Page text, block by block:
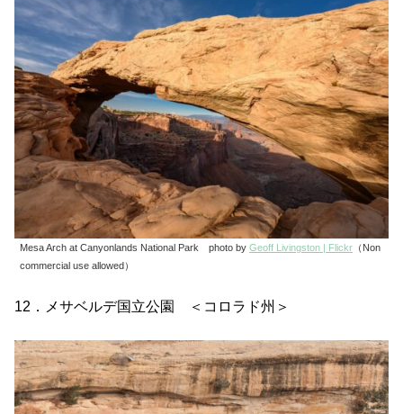
Mesa Arch at Canyonlands National Park photo by Geoff Livingston | Flickr （Non
commercial use allowed）
12．メサベルデ国立公園 ＜コロラド州＞